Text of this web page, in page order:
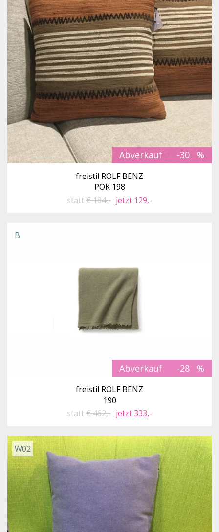
Abverkauf -30
freistil ROLF BENZ
POK 198
statt€ 184,- jetzt 129,-
Abverkauf -28
B
freistil ROLF BENZ
190
statt€ 462,- jetzt 333,-
W02